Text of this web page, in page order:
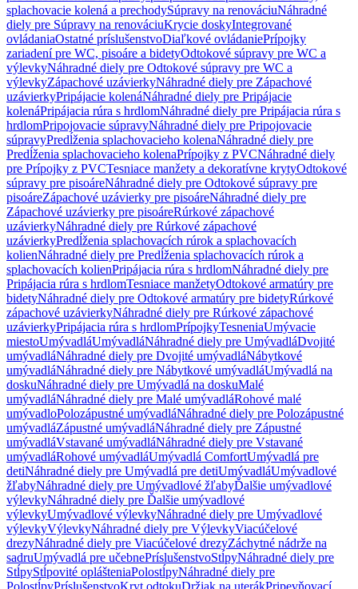
splachovacie kolená a prechodySúpravy na renováciuNáhradné
diely pre Súpravy na renováciuKrycie doskyIntegrované
ovládaniaOstatné príslušenstvoDiaľkové ovládaniePrípojky
zariadení pre WC, pisoáre a bidetyOdtokové súpravy pre WC a
výlevkyNáhradné diely pre Odtokové súpravy pre WC a
výlevkyZápachové uzávierkyNáhradné diely pre Zápachové
uzávierkyPripájacie kolenáNáhradné diely pre Pripájacie
kolenáPripájacia rúra s hrdlomNáhradné diely pre Pripájacia rúra s
hrdlomPripojovacie súpravyNáhradné diely pre Pripojovacie
súpravyPredĺženia splachovacieho kolenaNáhradné diely pre
Predĺženia splachovacieho kolenaPrípojky z PVCNáhradné diely
pre Prípojky z PVCTesniace manžety a dekoratívne krytyOdtokové
súpravy pre pisoáreNáhradné diely pre Odtokové súpravy pre
pisoáreZápachové uzávierky pre pisoáreNáhradné diely pre
Zápachové uzávierky pre pisoáreRúrkové zápachové
uzávierkyNáhradné diely pre Rúrkové zápachové
uzávierkyPredĺženia splachovacích rúrok a splachovacích
kolienNáhradné diely pre Predĺženia splachovacích rúrok a
splachovacích kolienPripájacia rúra s hrdlomNáhradné diely pre
Pripájacia rúra s hrdlomTesniace manžetyOdtokové armatúry pre
bidetyNáhradné diely pre Odtokové armatúry pre bidetyRúrkové
zápachové uzávierkyNáhradné diely pre Rúrkové zápachové
uzávierkyPripájacia rúra s hrdlomPrípojkyTesneniaUmývacie
miestoUmývadláUmývadláNáhradné diely pre UmývadláDvojité
umývadláNáhradné diely pre Dvojité umývadláNábytkové
umývadláNáhradné diely pre Nábytkové umývadláUmývadlá na
doskuNáhradné diely pre Umývadlá na doskuMalé
umývadláNáhradné diely pre Malé umývadláRohové malé
umývadloPolozápustné umývadláNáhradné diely pre Polozápustné
umývadláZápustné umývadláNáhradné diely pre Zápustné
umývadláVstavané umývadláNáhradné diely pre Vstavané
umývadláRohové umývadláUmývadlá ComfortUmývadlá pre
detiNáhradné diely pre Umývadlá pre detiUmývadláUmývadlové
žľabyNáhradné diely pre Umývadlové žľabyĎalšie umývadlové
výlevkyNáhradné diely pre Ďalšie umývadlové
výlevkyUmývadlové výlevkyNáhradné diely pre Umývadlové
výlevkyVýlevkyNáhradné diely pre VýlevkyViacúčelové
drezyNáhradné diely pre Viacúčelové drezyZáchytné nádrže na
sadruUmývadlá pre učebnePríslušenstvoStĺpyNáhradné diely pre
StĺpyStĺpovité oplášteniaPolostĺpyNáhradné diely pre
PolostĺpyPríslušenstvoKryt odtokuDržiak na uterákPripevňovací